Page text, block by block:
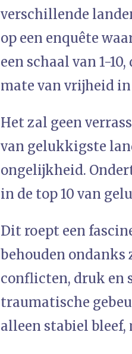
verschillende
op een enquête
een schaal van 1-
mate van vrijheid
Het zal geen
van gelukkigste
ongelijkheid.
in de top 10 van
Dit roept een
behouden
conflicten, druk en
traumatische
alleen stabiel bleef,